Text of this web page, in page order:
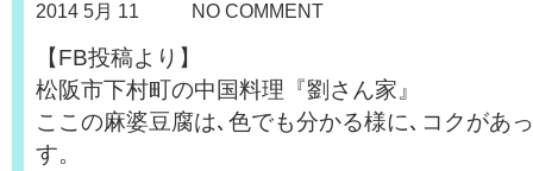
2014 5月 11 NO COMMENT
【FB投稿より】
松阪市下村町の中国料理『劉さん家』
ここの麻婆豆腐は､色でも分かる様に､コクがあ
す。